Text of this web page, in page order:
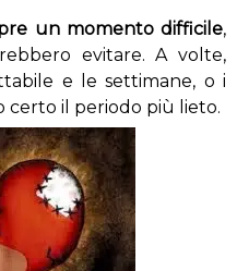
un momento difficile,
evitare. A volte,
e le settimane, o i
certo il periodo più lieto.